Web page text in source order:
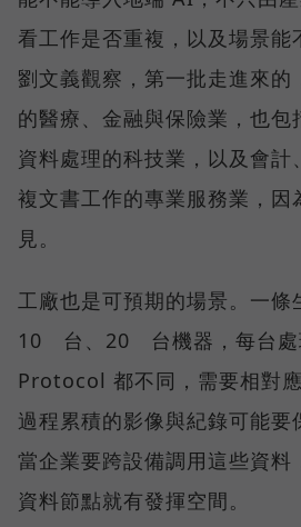
看工作是否重複，以及場景能
劉文義觀察，第一批走進來的
的醫療、金融與保險業，也
資料處理的科技業，以及會計
複文書工作的專業服務業，因
見。
工廠也是可預期的場景。一
10 台、20 台機器，每台處
Protocol 都不同，需要相對
過程累積的影像與紀錄可能要
當企業要跨設備調用這些資
資料節點就有發揮空間。